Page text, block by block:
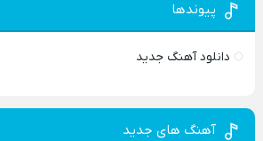
پیوندها
دانلود آهنگ جدید
آهنگ های جدید